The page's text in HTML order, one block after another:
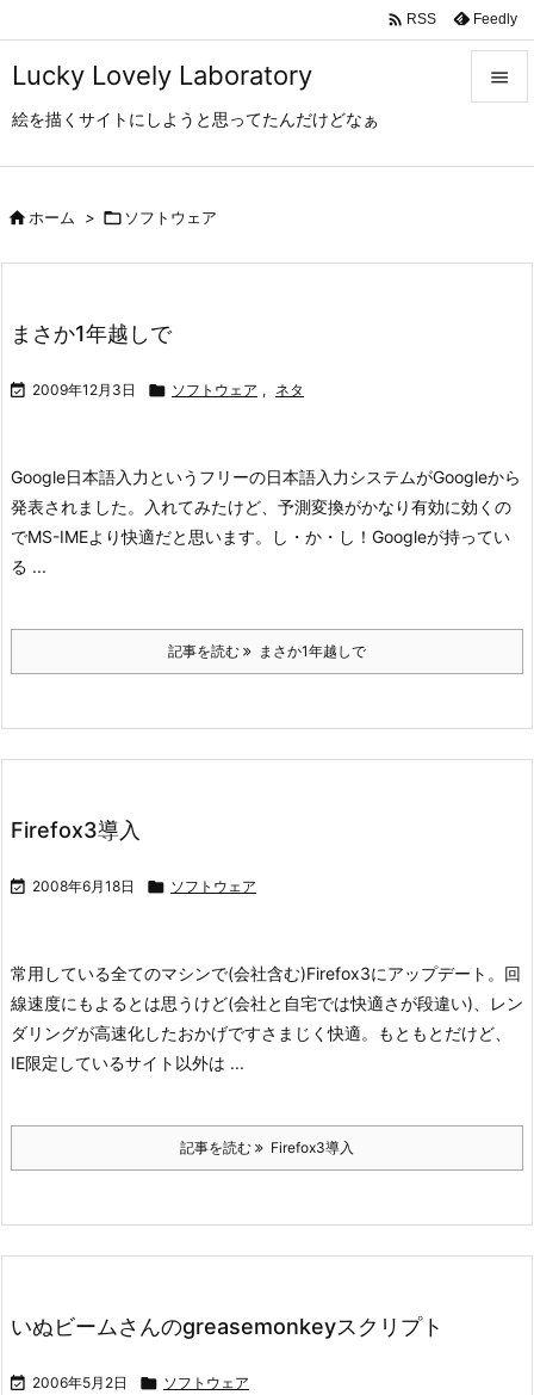
Lucky Lovely Laboratory
絵を描くサイトにしようと思ってたんだけどなぁ

 RSS Feedly
ホーム >  ソフトウェア
まさか1年越しで
 2009年12月3日  ソフトウェア , ネタ
Google日本語入力というフリーの日本語入力システムがGoogleから
発表されました。
入れてみたけど、予測変換がかなり有効に効くの
でMS-IMEより快適だと思います。
し・か・し！ Googleが持ってい
る ...
記事を読む まさか1年越しで
Firefox3導入
 2008年6月18日  ソフトウェア
常用している全てのマシンで(会社含む)Firefox3にアップデート。 回
線速度にもよるとは思うけど(会社と自宅では快適さが段違い)、レン
ダリングが高速化したおかげですさまじく快適。もともとだけど、
IE限定しているサイト以外は ...
記事を読む Firefox3導入
いぬビームさんのgreasemonkeyスクリプト
 2006年5月2日  ソフトウェア